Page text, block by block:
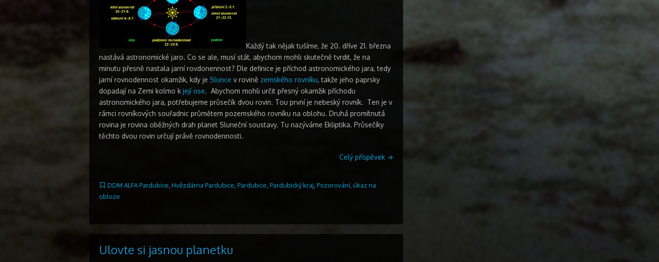
Každý tak nějak tušíme, že 20. dříve 21. března
nastává astronomické jaro. Co se ale, musí stát, abychom mohli skutečně tvrdit, že na
minutu přesně nastala jarní rovdonennost? Dle definice je příchod astronomického jara, tedy
jarní rovnodennost okamžik, kdy je Slunce v rovině zemského rovníku, takže jeho paprsky
dopadají na Zemi kolmo k její ose. Abychom mohli určit přesný okamžik příchodu
astronomického jara, potřebujeme průsečík dvou rovin. Tou první je nebeský rovník. Ten je v
rámci rovníkových souřadnic průmětem pozemského rovníku na oblohu. Druhá promítnutá
rovina je rovina oběžných drah planet Sluneční soustavy. Tu nazýváme Ekliptika. Průsečíky
těchto dvou rovin určují právě rovnodennosti.
Celý příspěvek →
DDM ALFA Pardubice Hvězdárna Pardubice Pardubice Pardubický kraj Pozorování, úkaz na
obloze
Ulovte si jasnou planetku